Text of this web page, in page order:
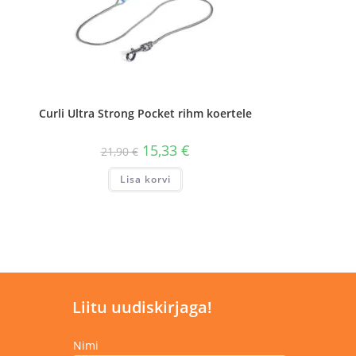
Curli Ultra Strong Pocket rihm koertele
21,90€ Algne
hind
oli:
21,90 €.
15,33 €Praegune
hind
Lisa korvi
Liitu uudiskirjaga!
Nimi